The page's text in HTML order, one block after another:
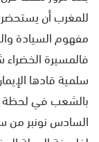
للمغرب أن
مفهوم السيادة
فالمسيرة
سلمية قادها
بالشعب في لحظة